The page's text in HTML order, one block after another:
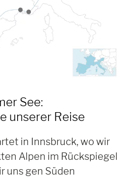
See:
unserer Reise
in Innsbruck, wo wir
Alpen im Rückspiegel
uns gen Süden